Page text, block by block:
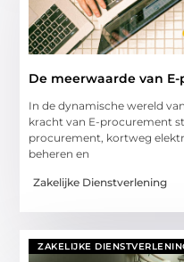
De meerwaarde van
In de dynamische wereld
kracht van E-procurement
procurement, kortweg
beheren en
Zakelijke Dienstverlening
ZAKELIJKE